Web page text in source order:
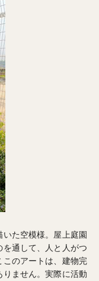
た空模様。屋上庭園
通して、人と人がつ
このアートは、建物完
ません。実際に活動